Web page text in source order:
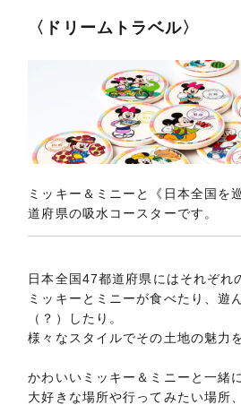
〈ドリームトラベル〉
ミッキー＆ミニーと《日本全国を
道府県の吸水コースターです。
日本全国47都道府県にはそれぞれ
ミッキーとミニーが食べたり、遊
（？）したり。
様々なスタイルでその土地の魅力
かわいいミッキー＆ミニーと一緒に
大好きな場所や行ってみたい場所